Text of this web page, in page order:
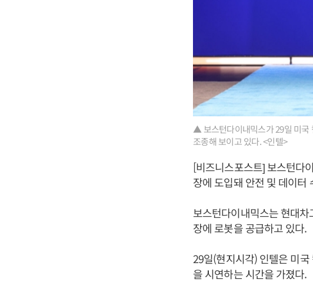
▲ 보스턴다이내믹스가 29일 미국
조종해 보이고 있다. <인텔>
[비즈니스포스트] 보스턴다
장에 도입돼 안전 및 데이터
보스턴다이내믹스는 현대
장에 로봇을 공급하고 있다.
29일(현지시각) 인텔은 미
을 시연하는 시간을 가졌다.